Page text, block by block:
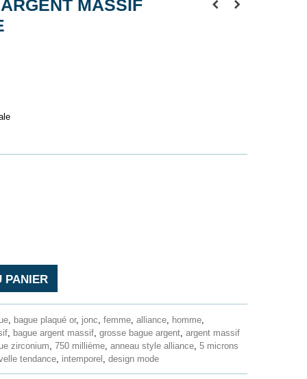
MASSIF
PANIER
, bague plaqué or, jonc, femme, alliance, homme,
, bague argent massif, grosse bague argent, argent massif
zirconium, 750 millième, anneau style alliance, 5 microns
tendance, intemporel , design mode